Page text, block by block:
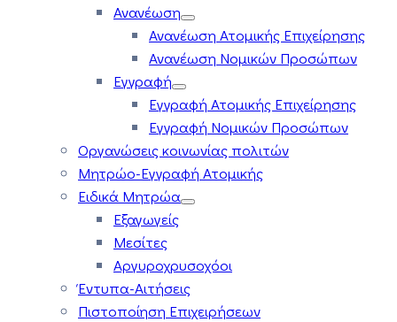
Ανανέωση
Ανανέωση Ατομικής Επιχείρησης
Ανανέωση Νομικών Προσώπων
Εγγραφή
Εγγραφή Ατομικής Επιχείρησης
Εγγραφή Νομικών Προσώπων
Οργανώσεις κοινωνίας πολιτών
Μητρώο-Εγγραφή Ατομικής
Ειδικά Μητρώα
Εξαγωγείς
Μεσίτες
Αργυροχρυσοχόοι
Έντυπα-Αιτήσεις
Πιστοποίηση Επιχειρήσεων